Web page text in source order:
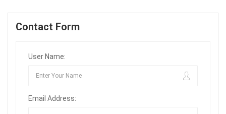
Contact Form
User Name:
Email Address: